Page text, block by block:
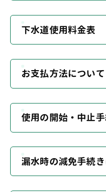
下水道使用料金表
お支払方法について
使用の開始・中止
漏水時の減免手続